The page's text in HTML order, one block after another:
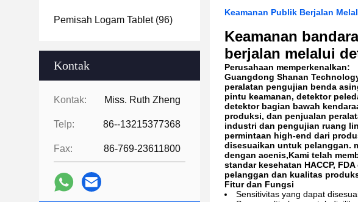
Pemisah Logam Tablet(96)
Kontak
Kontak: Miss. Ruth Zheng
Telp: 86--13215377368
Fax: 86-769-23611800
Keamanan Publik Berjalan
Keamanan
berjalan melalui
Perusahaan memperkenalkan:
Guangdong Shanan
peralatan pengujian benda
pintu keamanan, detektor
detektor bagian bawah
produksi, dan penjualan
industri dan pengujian ruang
permintaan high-end dari
disesuaikan untuk pelanggan.
dengan acenis,Kami telah
standar kesehatan HACCP,
pelanggan dan kualitas
Fitur dan Fungsi
Sensitivitas yang dapat